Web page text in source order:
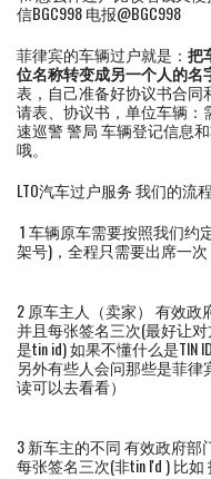
信BGC998 电报@BGC998
菲律宾的车辆过户就是： 把
位名称转变成另一个人的名
表，自己准备好协议书合同
请表、协议书，单位车辆：
速巡警 警局 车辆登记信息
哦。
LTO汽车过户服务 我们的流
1 车辆原车需要按照我们约
架号)，全程只需要出席一
2 原车主人（卖家） 有效
并且每张签名三次(最好让
是tin id) 如果不懂什么是TIN
另外有些人会问那些是菲
读可以去看看）
3 新车主的不同 有效政府部
每张签名三次(非tin I'd ) 比如